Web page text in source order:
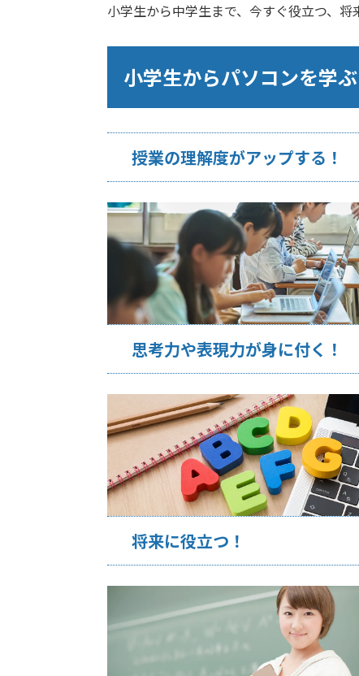
小学生から中学生まで、今すぐ役立つ、
小学生からパソコンを学
授業の理解度がアップする！
思考力や表現力が身に付く！
将来に役立つ！